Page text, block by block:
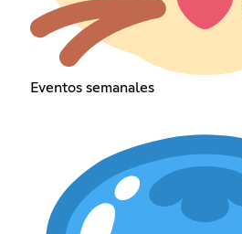
Eventos semanales